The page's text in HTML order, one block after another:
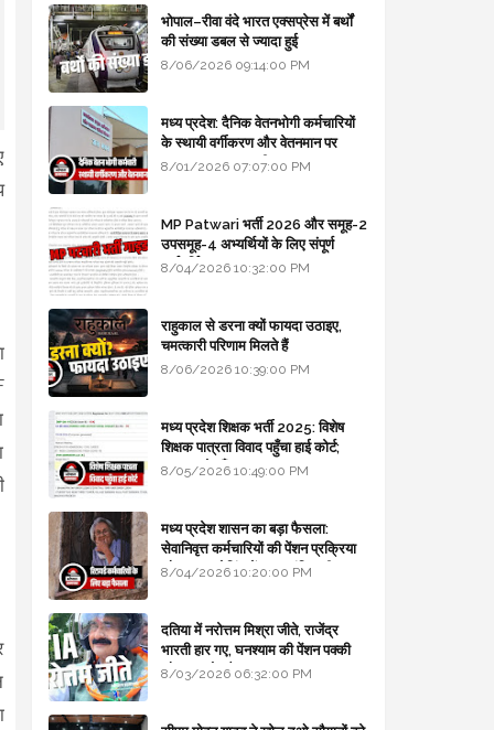
भोपाल–रीवा वंदे भारत एक्सप्रेस में बर्थों
की संख्या डबल से ज्यादा हुई
8/06/2026 09:14:00 PM
मध्य प्रदेश: दैनिक वेतनभोगी कर्मचारियों
के स्थायी वर्गीकरण और वेतनमान पर
सरकार का बड़ा स्पष्टीकरण
8/01/2026 07:07:00 PM
MP Patwari भर्ती 2026 और समूह-2
उपसमूह-4 अभ्यर्थियों के लिए संपूर्ण
मार्गदर्शिका
8/04/2026 10:32:00 PM
राहुकाल से डरना क्यों फायदा उठाइए,
चमत्कारी परिणाम मिलते हैं
8/06/2026 10:39:00 PM
मध्य प्रदेश शिक्षक भर्ती 2025: विशेष
शिक्षक पात्रता विवाद पहुँचा हाई कोर्ट;
सरकार से माँगा जवाब
8/05/2026 10:49:00 PM
मध्य प्रदेश शासन का बड़ा फैसला:
सेवानिवृत्त कर्मचारियों की पेंशन प्रक्रिया
और बजट कोडिंग में हुए क्रांतिकारी
8/04/2026 10:20:00 PM
दतिया में नरोत्तम मिश्रा जीते, राजेंद्र
भारती हार गए, घनश्याम की पेंशन पक्की
और आशुतोष बैक टू...
8/03/2026 06:32:00 PM